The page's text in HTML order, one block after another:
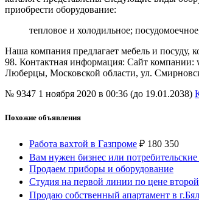
приобрести оборудование:
тепловое и холодильное;
Наша компания предлагает мебель и посуду,
98. Контактная информация: Сайт компании:
Люберцы, Московской области, ул.
№ 9347 1 ноября 2020 в 00:36 (до 19.01.2038)
Похожие объявления
Работа вахтой в Газпроме ₽ 180 350
Вам нужен бизнес или
Продаем приборы и оборудование
Студия на первой линии по цене
Продаю собственный апартамент в